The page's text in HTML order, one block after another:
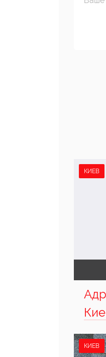
КИЕВ
КИЕВ